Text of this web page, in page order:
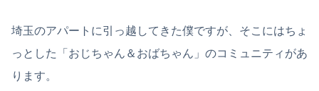
埼玉のアパートに引っ越してきた僕ですが、そこにはちょ
っとした「おじちゃん＆おばちゃん」のコミュニティがあ
ります。